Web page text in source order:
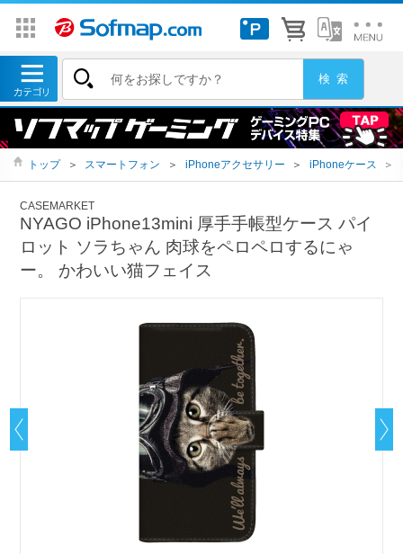
トップ ＞ スマートフォン ＞ iPhoneアクセサリー ＞ iPhoneケース ＞
CASEMARKET
NYAGO iPhone13mini 厚手手帳型ケース パイ
ロット ソラちゃん 肉球をペロペロするにゃ
ー。 かわいい猫フェイス